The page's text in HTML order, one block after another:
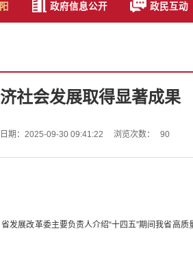
政府信息公开 政民互动
社会发展取得显著成果
期：2025-09-30 09:41:22 浏览次数： 90
展改革委主要负责人介绍“十四五”期间我省高